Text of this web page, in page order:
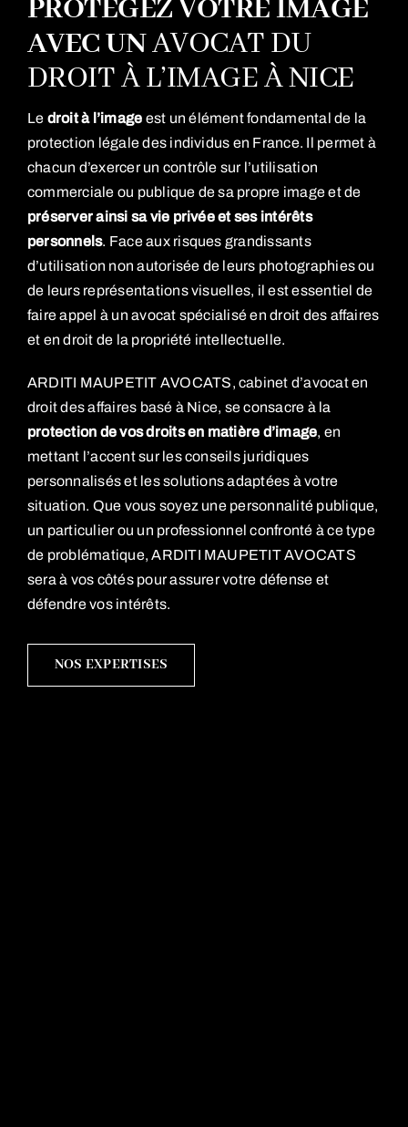
PROTÉGEZ VOTRE IMAGE
AVEC UNAVOCAT DU
DROIT À L’IMAGE À NICE
Le droit à l’image est un élément fondamental de la
protection légale des individus en France. Il permet à
chacun d’exercer un contrôle sur l’utilisation
commerciale ou publique de sa propre image et de
préserver ainsi sa vie privée et ses intérêts
personnels. Face aux risques grandissants
d’utilisation non autorisée de leurs photographies ou
de leurs représentations visuelles, il est essentiel de
faire appel à un avocat spécialisé en droit des affaires
et en droit de la propriété intellectuelle.
ARDITI MAUPETIT AVOCATS,cabinet d’avocat en
droit des affaires basé à Nice, se consacre à la
protection de vos droits en matière d’image, en
mettant l’accent sur les conseils juridiques
personnalisés et les solutions adaptées à votre
situation. Que vous soyez une personnalité publique,
un particulier ou un professionnel confronté à ce type
de problématique, ARDITI MAUPETIT AVOCATS
sera à vos côtés pour assurer votre défense et
défendre vos intérêts.
NOS EXPERTISES